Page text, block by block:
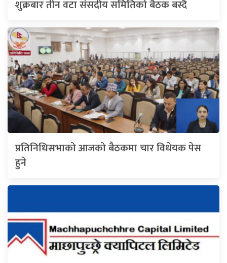
शुक्रबार तीन वटा संसदीय समितिको बैठक बस्दै
प्रतिनिधिसभाको आजको बैठकमा चार विधेयक पेस
हुने